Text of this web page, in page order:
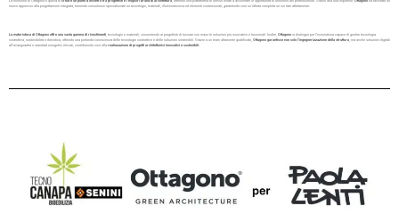
nuovo approccio alla progettazione integrata, fornendo consulenze specializzate su tecnologie, materiali, illuminotecnica ed elementi customizzati, garantendo così un’offerta completa su cui fare affidamento.
La materioteca di Ottagono offre una vasta gamma di rivestimenti , tecnologie e materiali, consentendo ai progettisti di toccare con mano le soluzioni più innovative e funzionali. Inoltre, Ottagono si distingue per l’ecosistema capace di gestire tecnologia
costruttiva, sostenibilità e domotica, offrendo una profonda conoscenza delle tecnologie costruttive e delle soluzioni sostenibili. Grazie a un team altamente qualificato, Ottagono garantisce non solo l’ingegnerizzazione della struttura , ma anche soluzioni digitali
all’avanguardia e standard energetici elevati, contribuendo così alla realizzazione di progetti architettonici innovativi e sostenibili.